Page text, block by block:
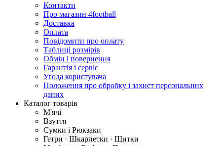
Контакти
Про магазин 4football
Доставка
Оплата
Повідомити про оплату
Таблиці розмірів
Обмін і повернення
Гарантія і сервіс
Угода користувача
Положення про обробку і захист персональних
даних
Каталог товарів
М'ячі
Взуття
Сумки і Рюкзаки
Гетри · Шкарпетки · Щитки